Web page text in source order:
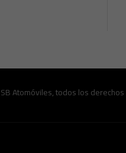
Atomóviles, todos los